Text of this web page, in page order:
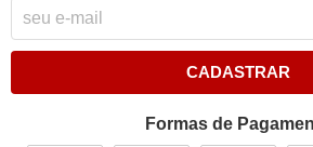
CADASTRAR
Formas de